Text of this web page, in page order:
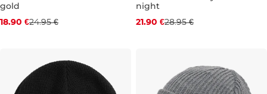
gold
18.90 €24.95 €
night
21.90 €28.95 €